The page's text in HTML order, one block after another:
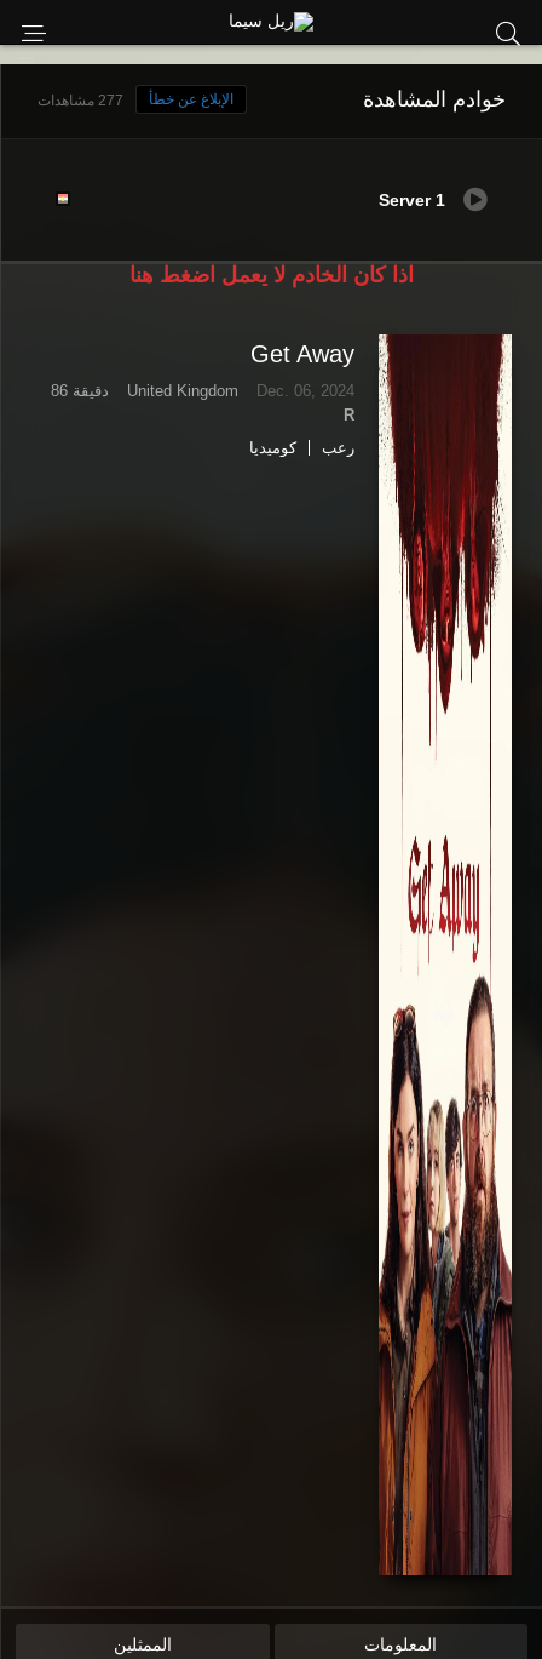
خوادم المشاهدة 277 مشاهدات الإبلاغ عن خطأ
Server 1
اذا كان الخادم لا يعمل اضغط هنا
Get Away
Dec. 06, 2024
United Kingdom
86 دقيقة
R
رعب
كوميديا
المعلومات الممثلين